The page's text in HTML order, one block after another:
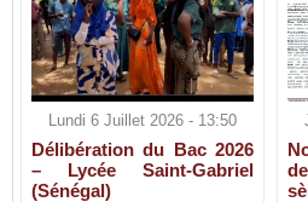
Lundi 6 Juillet 2026 - 13:50
Délibération du Bac 2026
– Lycée Saint-Gabriel
(Sénégal)